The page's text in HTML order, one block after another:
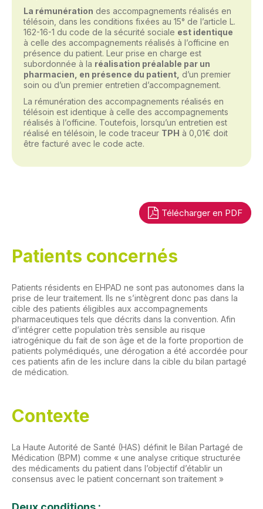
La rémunération des accompagnements réalisés en
télésoin, dans les conditions fixées au 15° de l’article L.
162-16-1 du code de la sécurité sociale est identique
à celle des accompagnements réalisés à l’officine en
présence du patient. Leur prise en charge est
subordonnée à la réalisation préalable par un
pharmacien, en présence du patient, d’un premier
soin ou d’un premier entretien d’accompagnement.
La rémunération des accompagnements réalisés en
télésoin est identique à celle des accompagnements
réalisés à l’officine. Toutefois, lorsqu’un entretien est
réalisé en télésoin, le code traceur TPH à 0,01€ doit
être facturé avec le code acte.
Télécharger en PDF
Patients concernés
Patients résidents en EHPAD ne sont pas autonomes dans la
prise de leur traitement. Ils ne s’intègrent donc pas dans la
cible des patients éligibles aux accompagnements
pharmaceutiques tels que décrits dans la convention. Afin
d’intégrer cette population très sensible au risque
iatrogénique du fait de son âge et de la forte proportion de
patients polymédiqués, une dérogation a été accordée pour
ces patients afin de les inclure dans la cible du bilan partagé
de médication.
Contexte
La Haute Autorité de Santé (HAS) définit le Bilan Partagé de
Médication (BPM) comme « une analyse critique structurée
des médicaments du patient dans l’objectif d’établir un
consensus avec le patient concernant son traitement »